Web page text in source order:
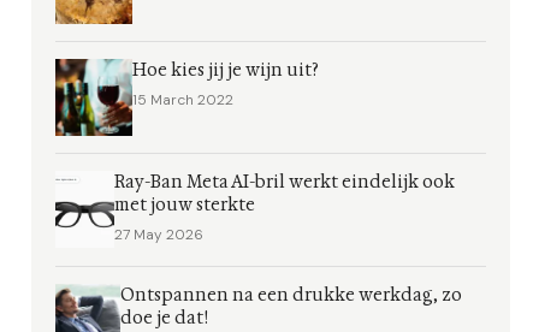
Hoe kies jij je wijn uit?
15 March 2022
Ray-Ban Meta AI-bril werkt eindelijk ook
met jouw sterkte
27 May 2026
Ontspannen na een drukke werkdag, zo
doe je dat!